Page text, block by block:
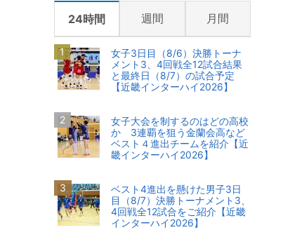
24時間 週間 月間
女子3日目（8/6）決勝トーナ
メント3、4回戦全12試合結果
と最終日（8/7）の試合予定
【近畿インターハイ2026】
女子大会を制するのはどの高校
か 3連覇を狙う金蘭会高など
ベスト４進出チームを紹介【近
畿インターハイ2026】
ベスト4進出を懸けた男子3日
目（8/7）決勝トーナメント3、
4回戦全12試合をご紹介【近畿
インターハイ2026】